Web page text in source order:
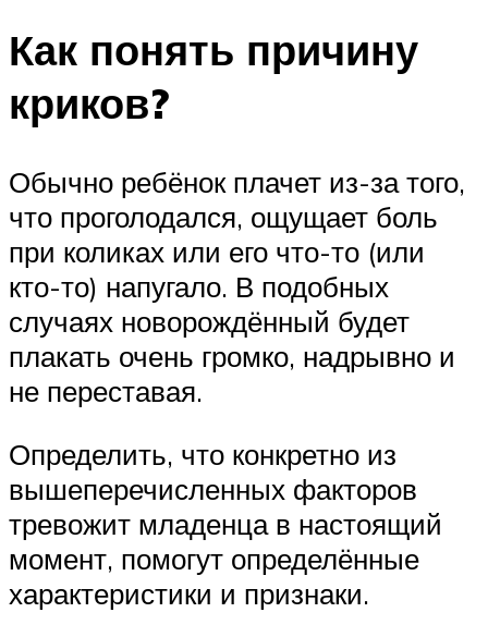
Как понять причину
криков?
Обычно ребёнок плачет из-за того,
что проголодался, ощущает боль
при коликах или его что-то (или
кто-то) напугало. В подобных
случаях новорождённый будет
плакать очень громко, надрывно и
не переставая.
Определить, что конкретно из
вышеперечисленных факторов
тревожит младенца в настоящий
момент, помогут определённые
характеристики и признаки.